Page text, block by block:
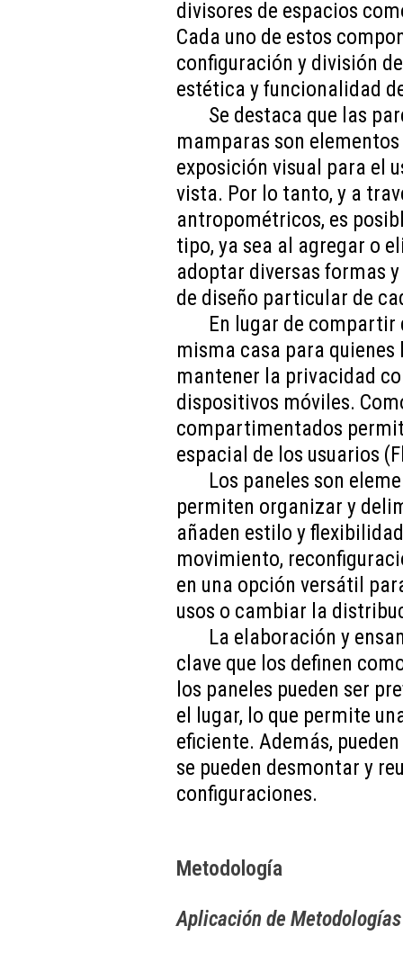
divisores de espacios
Cada uno de estos
configuración y división
estética y funcionalidad
Se destaca que las
mamparas son
exposición visual para el
vista. Por lo tanto, y a
antropométricos, es
tipo, ya sea al agregar o
adoptar diversas formas
de diseño particular de
En lugar de
misma casa para
mantener la privacidad
dispositivos móviles.
compartimentados
espacial de los usuarios
Los paneles son
permiten organizar y
añaden estilo y
movimiento,
en una opción versátil
usos o cambiar la
La elaboración y
clave que los definen
los paneles pueden ser
el lugar, lo que permite
eficiente. Además,
se pueden desmontar y
configuraciones.
Metodología
Aplicación de